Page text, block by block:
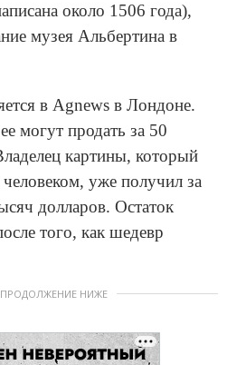
около 1506 года),
музея Альбертина в
в Agnews в Лондоне.
могут продать за 50
картины, который
уже получил за
долларов. Остаток
того, как шедевр
ПРОДОЛЖЕНИЕ НИЖЕ